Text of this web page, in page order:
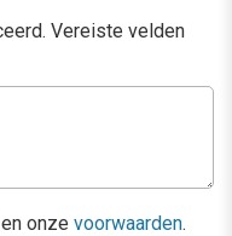
Vereiste velden
en onze voorwaarden.